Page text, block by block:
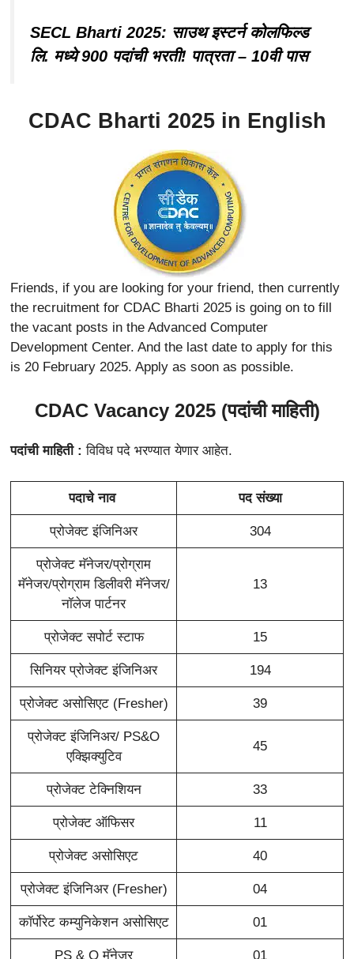
SECL Bharti 2025: साउथ इस्टर्न कोलफिल्ड
लि. मध्ये 900 पदांची भरती! पात्रता – 10वी पास
CDAC Bharti 2025in English
Friends, if you are looking for your friend, then currently
the recruitment for CDAC Bharti 2025 is going on to fill
the vacant posts in the Advanced Computer
Development Center. And the last date to apply for this
is 20 February 2025. Apply as soon as possible.
CDAC Vacancy 2025 (पदांची माहिती)
पदांची माहिती :विविध पदे भरण्यात येणार आहेत.
पदाचे नाव पद संख्या
प्रोजेक्ट इंजिनिअर 304
प्रोजेक्ट मॅनेजर/प्रोग्राम
मॅनेजर/प्रोग्राम डिलीवरी मॅनेजर/
नॉलेज पार्टनर
13
प्रोजेक्ट सपोर्ट स्टाफ 15
सिनियर प्रोजेक्ट इंजिनिअर 194
प्रोजेक्ट असोसिएट (Fresher) 39
प्रोजेक्ट इंजिनिअर/ PS&O
एक्झिक्युटिव
45
प्रोजेक्ट टेक्निशियन 33
प्रोजेक्ट ऑफिसर 11
प्रोजेक्ट असोसिएट 40
प्रोजेक्ट इंजिनिअर (Fresher) 04
कॉर्पोरेट कम्युनिकेशन असोसिएट 01
PS & O मॅनेजर 01